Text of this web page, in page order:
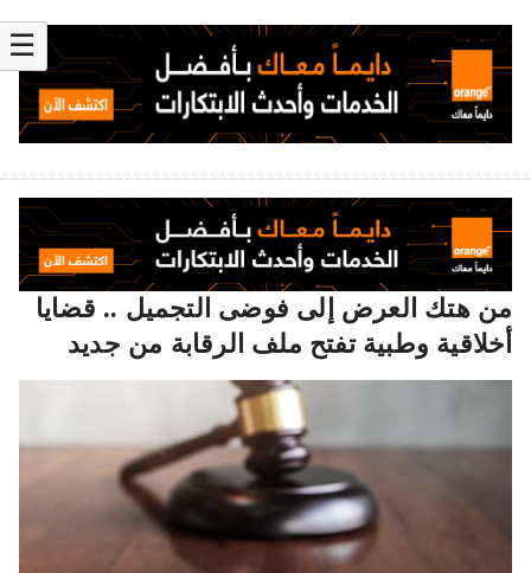
☰
من هتك العرض إلى فوضى التجميل .. قضايا
أخلاقية وطبية تفتح ملف الرقابة من جديد